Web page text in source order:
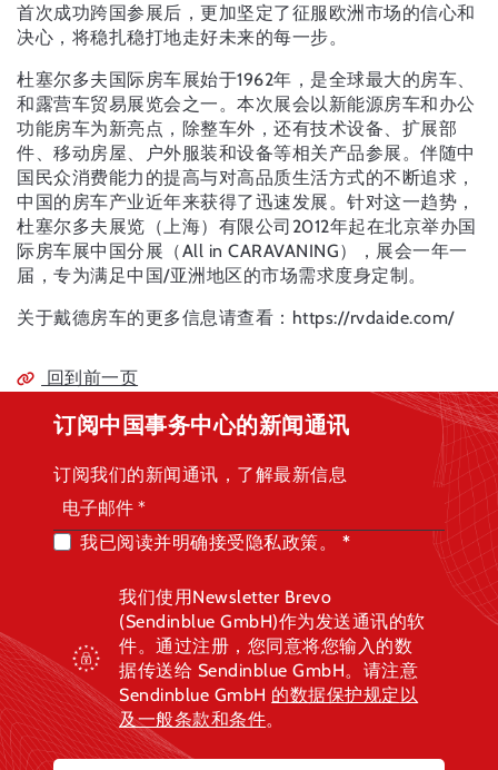
首次成功跨国参展后，更加坚定了征服欧洲市场的信心和
决心，将稳扎稳打地走好未来的每一步。
杜塞尔多夫国际房车展始于1962年，是全球最大的房车、
和露营车贸易展览会之一。本次展会以新能源房车和办公
功能房车为新亮点，除整车外，还有技术设备、扩展部
件、移动房屋、户外服装和设备等相关产品参展。伴随中
国民众消费能力的提高与对高品质生活方式的不断追求，
中国的房车产业近年来获得了迅速发展。针对这一趋势，
杜塞尔多夫展览（上海）有限公司2012年起在北京举办国
际房车展中国分展（All in CARAVANING），展会一年一
届，专为满足中国/亚洲地区的市场需求度身定制。
关于戴德房车的更多信息请查看：https://rvdaide.com/
回到前一页
订阅中国事务中心的新闻通讯
订阅我们的新闻通讯，了解最新信息
我已阅读并明确接受隐私政策。
我们使用Newsletter Brevo
(Sendinblue GmbH)作为发送通讯的软
件。通过注册，您同意将您输入的数
据传送给 Sendinblue GmbH。请注意
Sendinblue GmbH 的数据保护规定以
及一般条款和条件。